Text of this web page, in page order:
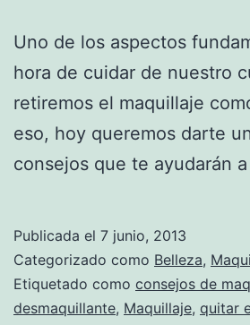
Uno de los aspectos
hora de cuidar de nuestro
retiremos el maquillaje
eso, hoy queremos darte
consejos que te ayudarán
Publicada el 7 junio, 2013
Categorizado como Belleza,
Etiquetado como consejos de
desmaquillante, Maquillaje, quitar